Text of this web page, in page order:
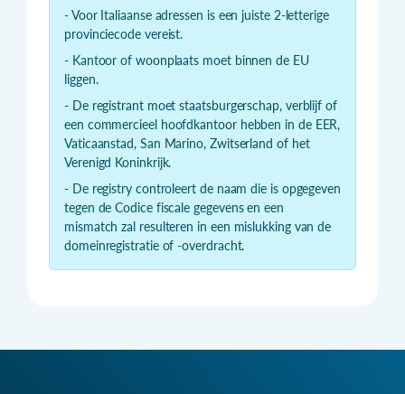
- Voor Italiaanse adressen is een juiste 2-letterige
provinciecode vereist.
- Kantoor of woonplaats moet binnen de EU
liggen.
- De registrant moet staatsburgerschap, verblijf of
een commercieel hoofdkantoor hebben in de EER,
Vaticaanstad, San Marino, Zwitserland of het
Verenigd Koninkrijk.
- De registry controleert de naam die is opgegeven
tegen de Codice fiscale gegevens en een
mismatch zal resulteren in een mislukking van de
domeinregistratie of -overdracht.